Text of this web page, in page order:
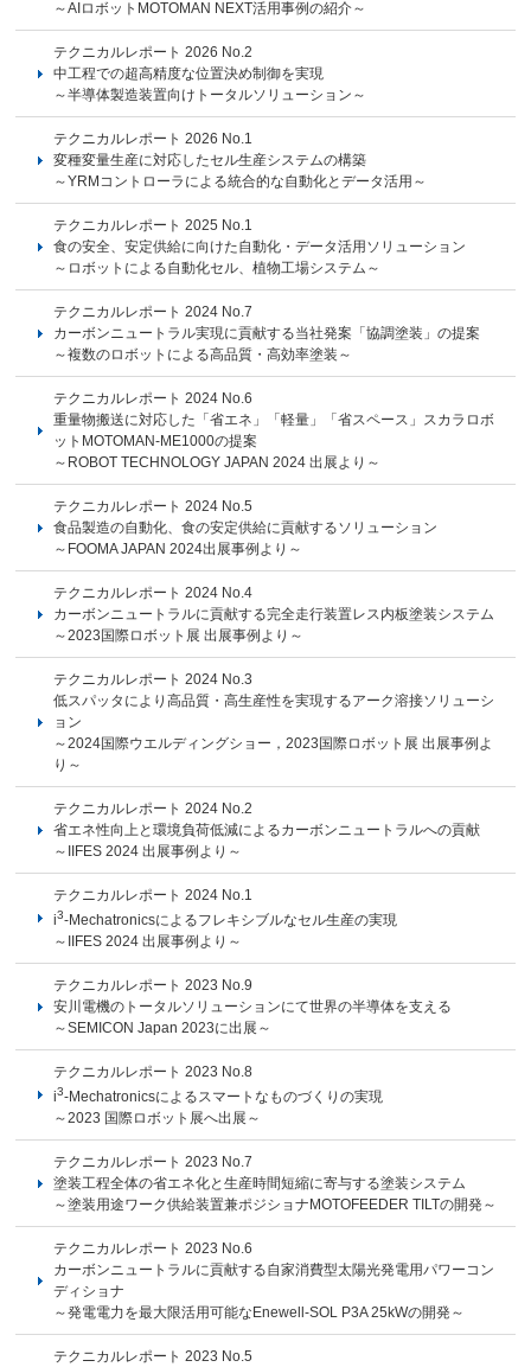
～AIロボットMOTOMAN NEXT活用事例の紹介～
テクニカルレポート 2026 No.2
中工程での超高精度な位置決め制御を実現
～半導体製造装置向けトータルソリューション～
テクニカルレポート 2026 No.1
変種変量生産に対応したセル生産システムの構築
～YRMコントローラによる統合的な自動化とデータ活用～
テクニカルレポート 2025 No.1
食の安全、安定供給に向けた自動化・データ活用ソリューション
～ロボットによる自動化セル、植物工場システム～
テクニカルレポート 2024 No.7
カーボンニュートラル実現に貢献する当社発案「協調塗装」の提案
～複数のロボットによる高品質・高効率塗装～
テクニカルレポート 2024 No.6
重量物搬送に対応した「省エネ」「軽量」「省スペース」スカラロボ
ットMOTOMAN-ME1000の提案
～ROBOT TECHNOLOGY JAPAN 2024 出展より～
テクニカルレポート 2024 No.5
食品製造の自動化、食の安定供給に貢献するソリューション
～FOOMA JAPAN 2024出展事例より～
テクニカルレポート 2024 No.4
カーボンニュートラルに貢献する完全走行装置レス内板塗装システム
～2023国際ロボット展 出展事例より～
テクニカルレポート 2024 No.3
低スパッタにより高品質・高生産性を実現するアーク溶接ソリューシ
ョン
～2024国際ウエルディングショー，2023国際ロボット展 出展事例よ
り～
テクニカルレポート 2024 No.2
省エネ性向上と環境負荷低減によるカーボンニュートラルへの貢献
～IIFES 2024 出展事例より～
テクニカルレポート 2024 No.1
i3-Mechatronicsによるフレキシブルなセル生産の実現
～IIFES 2024 出展事例より～
テクニカルレポート 2023 No.9
安川電機のトータルソリューションにて世界の半導体を支える
～SEMICON Japan 2023に出展～
テクニカルレポート 2023 No.8
i3-Mechatronicsによるスマートなものづくりの実現
～2023 国際ロボット展へ出展～
テクニカルレポート 2023 No.7
塗装工程全体の省エネ化と生産時間短縮に寄与する塗装システム
～塗装用途ワーク供給装置兼ポジショナMOTOFEEDER TILTの開発～
テクニカルレポート 2023 No.6
カーボンニュートラルに貢献する自家消費型太陽光発電用パワーコン
ディショナ
～発電電力を最大限活用可能なEnewell-SOL P3A 25kWの開発～
テクニカルレポート 2023 No.5